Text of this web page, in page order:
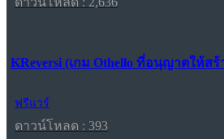
KReversi (เกม Othello ที่อนุญาตให้สร้
ฟรีแวร์
ดาวน์โหลด : 393